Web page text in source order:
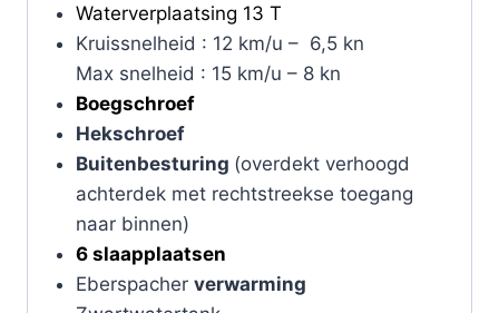
Waterverplaatsing 13 T
Kruissnelheid : 12 km/u – 6,5 kn
Max snelheid : 15 km/u – 8 kn
Boegschroef
Hekschroef
Buitenbesturing (overdekt verhoogd
achterdek met rechtstreekse toegang
naar binnen)
6 slaapplaatsen
Eberspacher verwarming